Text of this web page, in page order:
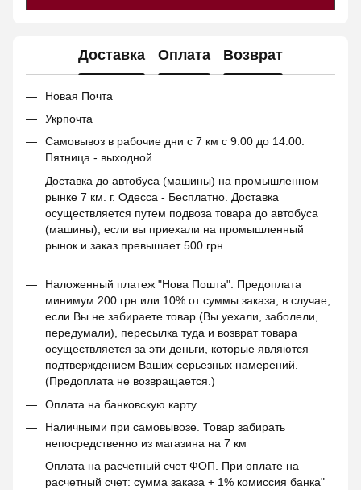
Доставка Оплата Возврат
Новая Почта
Укрпочта
Самовывоз в рабочие дни с 7 км с 9:00 до 14:00.
Пятница - выходной.
Доставка до автобуса (машины) на промышленном
рынке 7 км. г. Одесса - Бесплатно. Доставка
осуществляется путем подвоза товара до автобуса
(машины), если вы приехали на промышленный
рынок и заказ превышает 500 грн.
Наложенный платеж "Нова Пошта". Предоплата
минимум 200 грн или 10% от суммы заказа, в случае,
если Вы не забираете товар (Вы уехали, заболели,
передумали), пересылка туда и возврат товара
осуществляется за эти деньги, которые являются
подтверждением Ваших серьезных намерений.
(Предоплата не возвращается.)
Оплата на банковскую карту
Наличными при самовывозе. Товар забирать
непосредственно из магазина на 7 км
Оплата на расчетный счет ФОП. При оплате на
расчетный счет: сумма заказа + 1% комиссия банка"